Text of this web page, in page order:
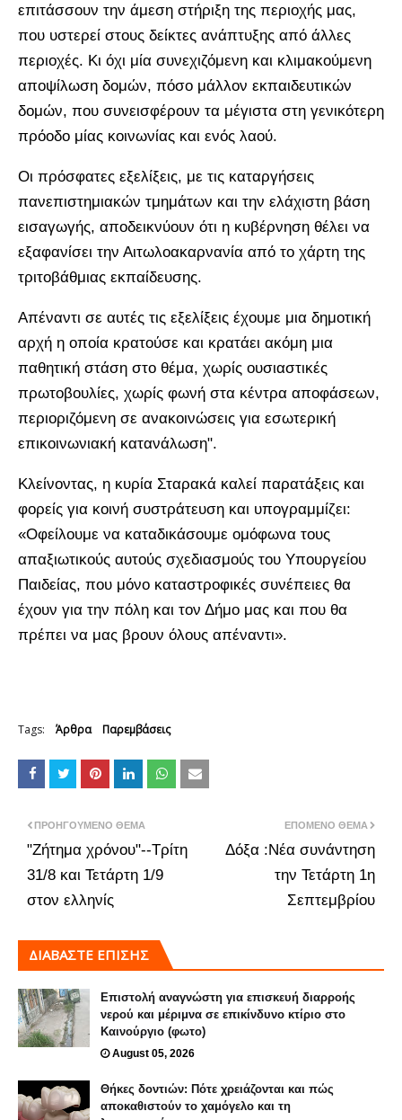
επιτάσσουν την άμεση στήριξη της περιοχής μας,
που υστερεί στους δείκτες ανάπτυξης από άλλες
περιοχές. Κι όχι μία συνεχιζόμενη και κλιμακούμενη
αποψίλωση δομών, πόσο μάλλον εκπαιδευτικών
δομών, που συνεισφέρουν τα μέγιστα στη γενικότερη
πρόοδο μίας κοινωνίας και ενός λαού.
Οι πρόσφατες εξελίξεις, με τις καταργήσεις
πανεπιστημιακών τμημάτων και την ελάχιστη βάση
εισαγωγής, αποδεικνύουν ότι η κυβέρνηση θέλει να
εξαφανίσει την Αιτωλοακαρνανία από το χάρτη της
τριτοβάθμιας εκπαίδευσης.
Απέναντι σε αυτές τις εξελίξεις έχουμε μια δημοτική
αρχή η οποία κρατούσε και κρατάει ακόμη μια
παθητική στάση στο θέμα, χωρίς ουσιαστικές
πρωτοβουλίες, χωρίς φωνή στα κέντρα αποφάσεων,
περιοριζόμενη σε ανακοινώσεις για εσωτερική
επικοινωνιακή κατανάλωση".
Κλείνοντας, η κυρία Σταρακά καλεί παρατάξεις και
φορείς για κοινή συστράτευση και υπογραμμίζει:
«Οφείλουμε να καταδικάσουμε ομόφωνα τους
απαξιωτικούς αυτούς σχεδιασμούς του Υπουργείου
Παιδείας, που μόνο καταστροφικές συνέπειες θα
έχουν για την πόλη και τον Δήμο μας και που θα
πρέπει να μας βρουν όλους απέναντι».
Tags: Άρθρα Παρεμβάσεις
ΕΠΌΜΕΝΟ ΘΈΜΑ
Δόξα :Νέα συνάντηση
την Τετάρτη 1η
Σεπτεμβρίου
ΠΡΟΗΓΟΎΜΕΝΟ ΘΈΜΑ
"Ζήτημα χρόνου"--Τρίτη
31/8 και Τετάρτη 1/9
στον ελληνίς
ΔΙΑΒΑΣΤΕ ΕΠΙΣΗΣ
Επιστολή αναγνώστη για επισκευή διαρροής
νερού και μέριμνα σε επικίνδυνο κτίριο στο
Καινούργιο (φωτο)
August 05, 2026
Θήκες δοντιών: Πότε χρειάζονται και πώς
αποκαθιστούν το χαμόγελο και τη